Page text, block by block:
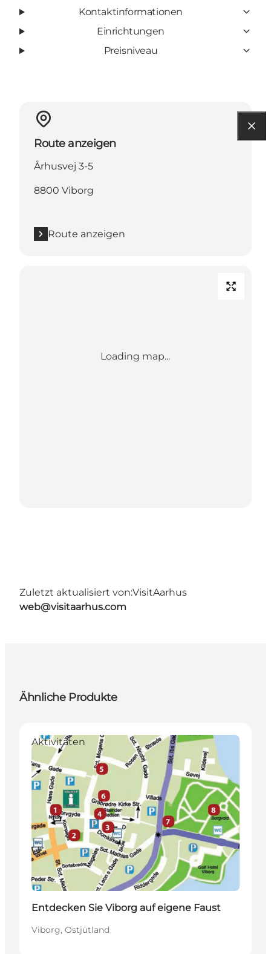
Kontaktinformationen
Einrichtungen
Preisniveau
Route anzeigen
Århusvej 3-5
8800 Viborg
Route anzeigen
Loading map...
Zuletzt aktualisiert von:VisitAarhus
web@visitaarhus.com
Ähnliche Produkte
Aktivitäten
Entdecken Sie Viborg auf eigene Faust
Viborg, Ostjütland